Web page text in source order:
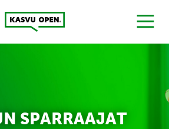
Open
MENU
SPARRAAJAT